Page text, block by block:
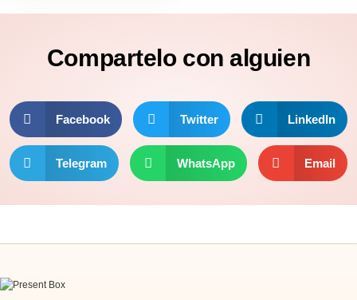
Compartelo con alguien
Facebook Twitter LinkedIn
Telegram WhatsApp Email